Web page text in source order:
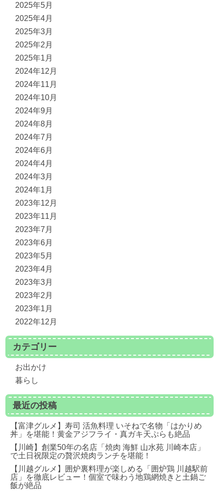
2025年5月
2025年4月
2025年3月
2025年2月
2025年1月
2024年12月
2024年11月
2024年10月
2024年9月
2024年8月
2024年7月
2024年6月
2024年4月
2024年3月
2024年1月
2023年12月
2023年11月
2023年7月
2023年6月
2023年5月
2023年4月
2023年3月
2023年2月
2023年1月
2022年12月
カテゴリー
お出かけ
暮らし
最近の投稿
【富津グルメ】寿司 活魚料理 いそねで名物「はかりめ
丼」を堪能！黄金アジフライ・真ガキ天ぷらも絶品
【川崎】創業50年の名店「焼肉 海鮮 山水苑 川崎本店」
で土日祝限定の贅沢焼肉ランチを堪能！
【川越グルメ】囲炉裏料理が楽しめる「囲炉鶏 川越駅前
店」を徹底レビュー！個室で味わう地鶏網焼きと土鍋ご
飯が絶品